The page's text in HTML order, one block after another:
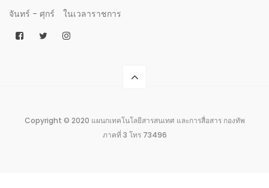
จันทร์ - ศุกร์ ในเวลาราชการ
Copyright © 2020 แผนกเทคโนโลยีสารสนเทศ และการสื่อสาร กองทัพ
ภาคที่ 3 โทร 73496